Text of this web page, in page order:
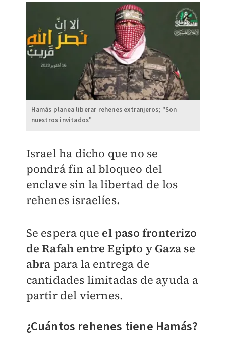
Hamás planea liberar rehenes extranjeros; "Son
nuestros invitados"
Israel ha dicho que no se
pondrá fin al bloqueo del
enclave sin la libertad de los
rehenes israelíes.
Se espera que el paso fronterizo
de Rafah entre Egipto y Gaza se
abra para la entrega de
cantidades limitadas de ayuda a
partir del viernes.
¿Cuántos rehenes tiene Hamás?